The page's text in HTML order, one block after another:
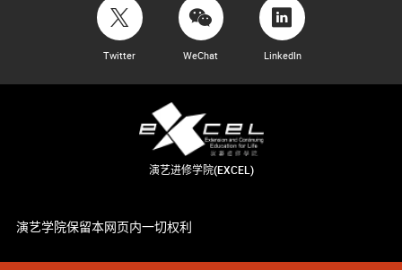
Twitter WeChat LinkedIn
演艺进修学院(EXCEL)
演艺学院保留本网页内一切权利